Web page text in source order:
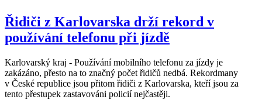
Řidiči z Karlovarska drží rekord v
používání telefonu při jízdě
Karlovarský kraj - Používání mobilního telefonu za jízdy je
zakázáno, přesto na to značný počet řidičů nedbá. Rekordmany
v České republice jsou přitom řidiči z Karlovarska, kteří jsou za
tento přestupek zastavováni policií nejčastěji.